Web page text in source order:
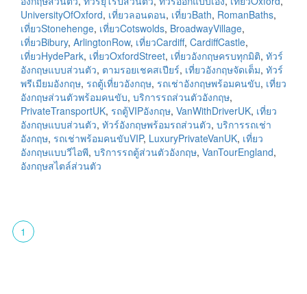
UniversityOfOxford, เที่ยวลอนดอน, เที่ยวBath, RomanBaths,
เที่ยวStonehenge, เที่ยวCotswolds, BroadwayVillage,
เที่ยวBibury, ArlingtonRow, เที่ยวCardiff, CardiffCastle,
เที่ยวHydePark, เที่ยวOxfordStreet, เที่ยวอังกฤษครบทุกมิติ, ทัวร์
อังกฤษแบบส่วนตัว, ตามรอยเชคสเปียร์, เที่ยวอังกฤษจัดเต็ม, ทัวร์
พรีเมียมอังกฤษ, รถตู้เที่ยวอังกฤษ, รถเช่าอังกฤษพร้อมคนขับ, เที่ยว
อังกฤษส่วนตัวพร้อมคนขับ, บริการรถส่วนตัวอังกฤษ,
PrivateTransportUK, รถตู้VIPอังกฤษ, VanWithDriverUK, เที่ยว
อังกฤษแบบส่วนตัว, ทัวร์อังกฤษพร้อมรถส่วนตัว, บริการรถเช่า
อังกฤษ, รถเช่าพร้อมคนขับVIP, LuxuryPrivateVanUK, เที่ยว
อังกฤษแบบวีไอพี, บริการรถตู้ส่วนตัวอังกฤษ, VanTourEngland,
อังกฤษสไตล์ส่วนตัว
1